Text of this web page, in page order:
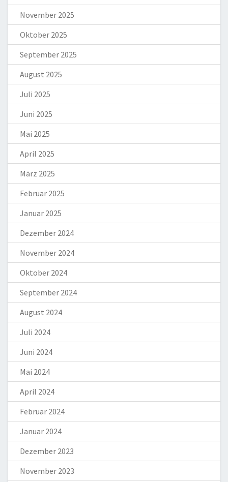
November 2025
Oktober 2025
September 2025
August 2025
Juli 2025
Juni 2025
Mai 2025
April 2025
März 2025
Februar 2025
Januar 2025
Dezember 2024
November 2024
Oktober 2024
September 2024
August 2024
Juli 2024
Juni 2024
Mai 2024
April 2024
Februar 2024
Januar 2024
Dezember 2023
November 2023